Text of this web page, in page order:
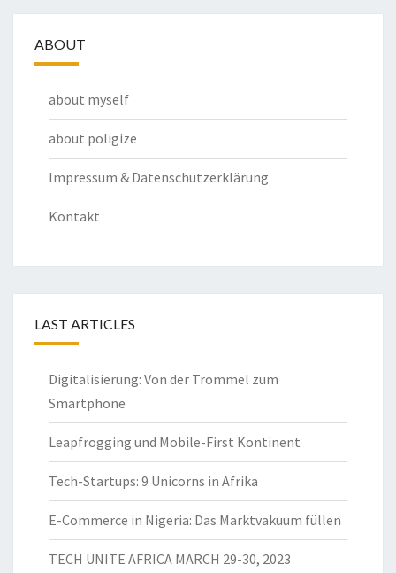
ABOUT
about myself
about poligize
Impressum & Datenschutzerklärung
Kontakt
LAST ARTICLES
Digitalisierung: Von der Trommel zum
Smartphone
Leapfrogging und Mobile-First Kontinent
Tech-Startups: 9 Unicorns in Afrika
E-Commerce in Nigeria: Das Marktvakuum füllen
TECH UNITE AFRICA MARCH 29-30, 2023